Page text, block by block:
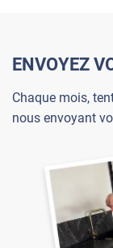
ENVOYEZ
Chaque mois,
nous envoyant